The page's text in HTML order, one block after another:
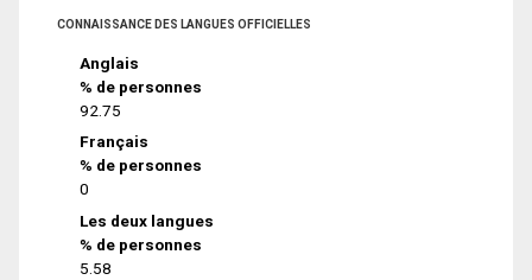
CONNAISSANCE DES LANGUES OFFICIELLES
Anglais
% de personnes
92.75
Français
% de personnes
0
Les deux langues
% de personnes
5.58